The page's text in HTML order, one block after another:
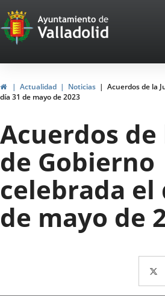
Portal
Web
del
Ayuntamiento
de
Valladolid
InicioActualidad Noticias
Acuerdos de la
día 31 de mayo de 2023
Acuerdos de
de Gobierno
celebrada el
de mayo de
a